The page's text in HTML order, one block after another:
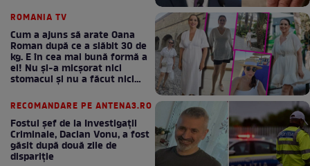
ROMANIA TV
Cum a ajuns să arate Oana
Roman după ce a slăbit 30 de
kg. E în cea mai bună formă a
ei! Nu și-a micșorat nici
stomacul și nu a făcut nici
RECOMANDARE PE ANTENA3.RO
Fostul șef de la Investigații
Criminale, Dacian Vonu, a fost
găsit după două zile de
dispariţie